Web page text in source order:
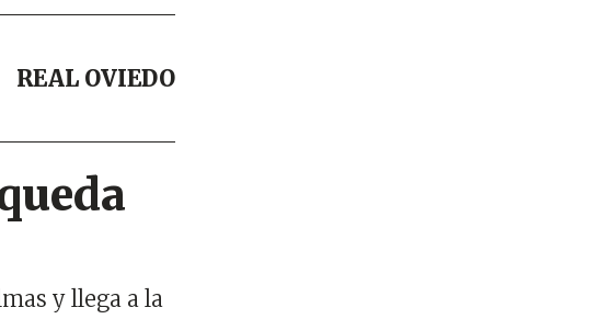
REAL OVIEDO
y llega a la